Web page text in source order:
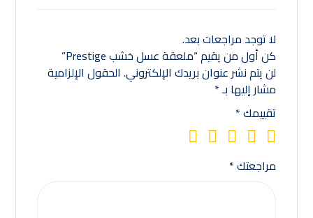
لا توجد مراجعات بعد.
كن أول من يقيم “ملعقة عسل خشب Prestige”
لن يتم نشر عنوان بريدك الإلكتروني. الحقول الإلزامية
مشار إليها بـ*
تقييمك*
مراجعتك*